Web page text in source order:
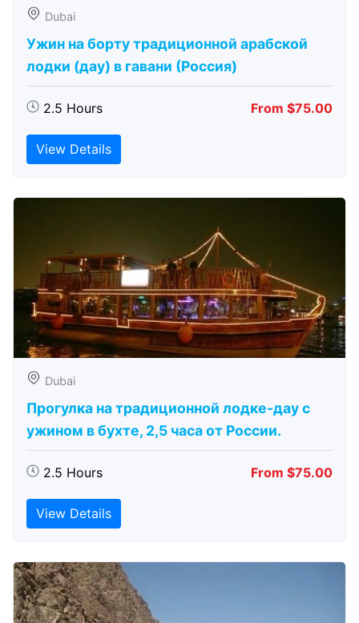
Dubai
Ужин на борту традиционной арабской
лодки (дау) в гавани (Россия)
2.5 Hours From $75.00
View Details
Dubai
Прогулка на традиционной лодке-дау с
ужином в бухте, 2,5 часа от России.
2.5 Hours From $75.00
View Details